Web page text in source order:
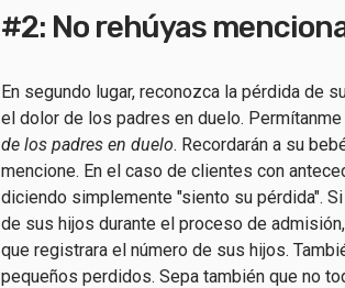
#2: No rehúyas
En segundo lugar, reconozca la pérdida de
el dolor de los padres en duelo. Permítanme
de los padres en duelo. Recordarán a su
mencione. En el caso de clientes con
diciendo simplemente "siento su pérdida".
de sus hijos durante el proceso de
que registrara el número de sus hijos.
pequeños perdidos. Sepa también que no